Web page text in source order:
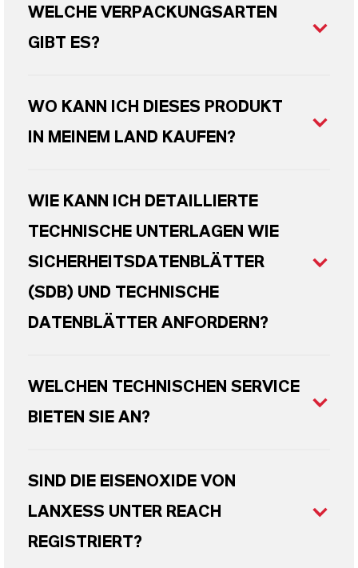
WELCHE VERPACKUNGSARTEN
GIBT ES?
WO KANN ICH DIESES PRODUKT
IN MEINEM LAND KAUFEN?
WIE KANN ICH DETAILLIERTE
TECHNISCHE UNTERLAGEN WIE
SICHERHEITSDATENBLÄTTER
(SDB) UND TECHNISCHE
DATENBLÄTTER ANFORDERN?
WELCHEN TECHNISCHEN SERVICE
BIETEN SIE AN?
SIND DIE EISENOXIDE VON
LANXESS UNTER REACH
REGISTRIERT?